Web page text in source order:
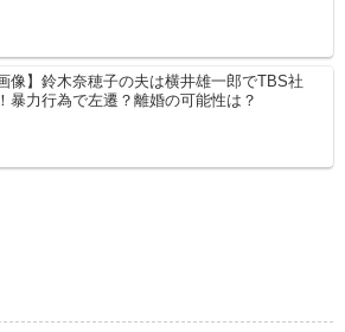
画像】鈴木奈穂子の夫は横井雄一郎でTBS社
暴力行為で左遷？離婚の可能性は？